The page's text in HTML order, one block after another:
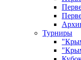
Турниры